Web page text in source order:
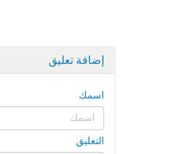
إضافة تعليق
اسمك
التعليق